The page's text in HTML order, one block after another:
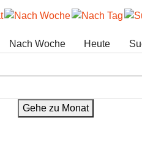
Nach Woche Heute
Gehe zu Monat